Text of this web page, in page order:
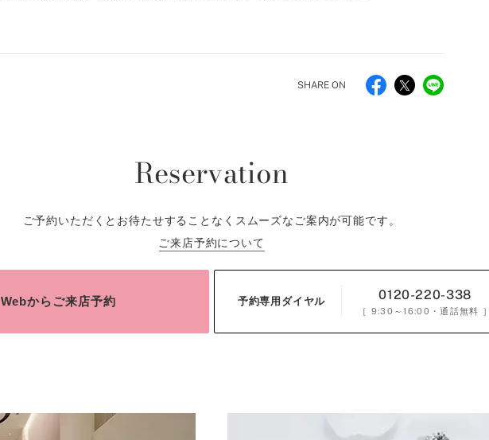
SHARE ON
Reservation
ご予約いただくとお待たせすることなくスムーズなご案内が可能です。
ご来店予約について
Webからご来店予約 予約専用ダイヤル 0120-220-338
［ 9:30～16:00 ・通話無料 ］